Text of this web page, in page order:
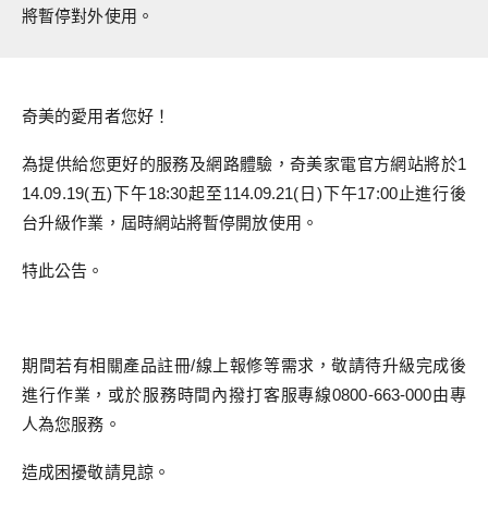
將暫停對外使用。
奇美的愛用者您好！
為提供給您更好的服務及網路體驗，奇美家電官方網站將於1
14.09.19(五)下午18:30起至114.09.21(日)下午17:00止進行後
台升級作業，屆時網站將暫停開放使用。
特此公告。
期間若有相關產品註冊/線上報修等需求，敬請待升級完成後
進行作業，或於服務時間內撥打客服專線0800-663-000由專
人為您服務。
造成困擾敬請見諒。